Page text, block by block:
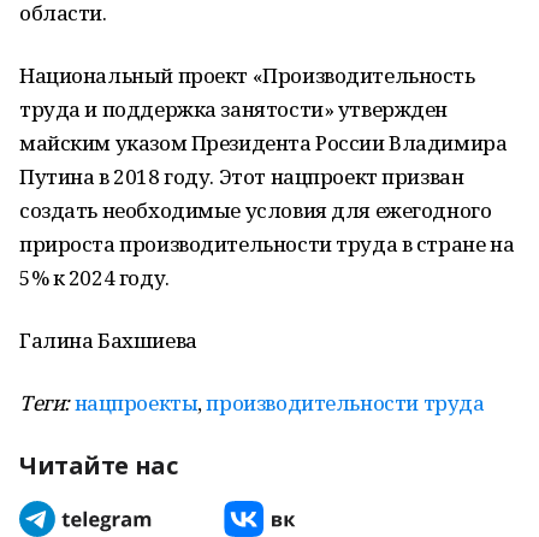
области.
Национальный проект «Производительность
труда и поддержка занятости» утвержден
майским указом Президента России Владимира
Путина в 2018 году. Этот нацпроект призван
создать необходимые условия для ежегодного
прироста производительности труда в стране на
5% к 2024 году.
Галина Бахшиева
Теги:нацпроекты,производительности труда
Читайте нас